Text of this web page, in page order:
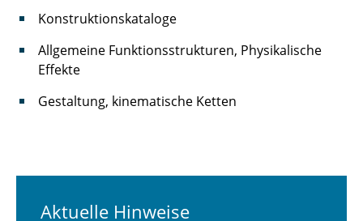
Konstruktionskataloge
Allgemeine Funktionsstrukturen, Physikalische
Effekte
Gestaltung, kinematische Ketten
Aktuelle Hinweise